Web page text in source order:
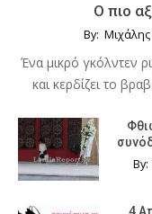
Ο πιο
By:
Ένα μικρό γκόλντεν
και κερδίζει το
By: